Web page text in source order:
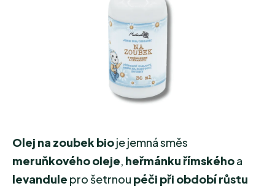
Olej na zoubek bioje jemná směs
meruňkového oleje heřmánku římskéhoa
levandule pro šetrnou péči při období růstu